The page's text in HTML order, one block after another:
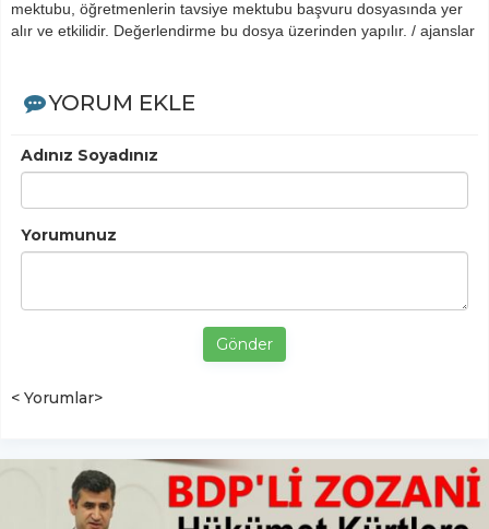
mektubu, öğretmenlerin tavsiye mektubu başvuru dosyasında yer
alır ve etkilidir. Değerlendirme bu dosya üzerinden yapılır. / ajanslar
YORUM EKLE
Adınız Soyadınız
Yorumunuz
Gönder
< Yorumlar>